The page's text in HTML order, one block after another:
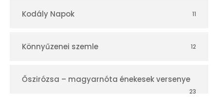
Kodály Napok 11
Könnyűzenei szemle 12
Őszirózsa – magyarnóta énekesek versenye
23